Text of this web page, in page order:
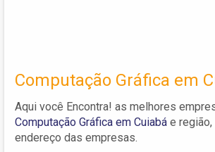
Computação Gráfica em
Aqui você Encontra! as melhores
Computação Gráfica em Cuiabá e
endereço das empresas.